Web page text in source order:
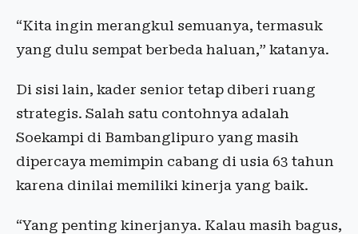
“Kita ingin merangkul semuanya, termasuk
yang dulu sempat berbeda haluan,” katanya.
Di sisi lain, kader senior tetap diberi ruang
strategis. Salah satu contohnya adalah
Soekampi di Bambanglipuro yang masih
dipercaya memimpin cabang di usia 63 tahun
karena dinilai memiliki kinerja yang baik.
“Yang penting kinerjanya. Kalau masih bagus,